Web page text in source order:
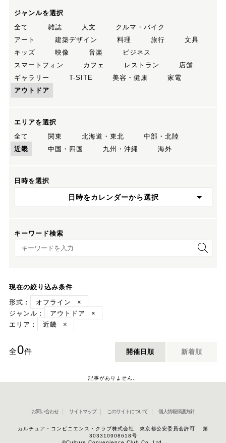
ジャンルを選択
全て
雑誌 人文
クルマ・バイク
アート
建築デザイン 料理 旅行
文具
キッズ
映像 音楽
ビジネス
スマートフォン
カフェ レストラン
店舗
ギャラリー
T-SITE 美容・健康
家電
アウトドア
エリアを選択
全て
関東 北海道・東北
中部・北陸
近畿
中国・四国 九州・沖縄 海外
日時を選択
日時をカレンダーから選択
キーワード検索
キーワード検索
現在の絞り込み条件
形式：
オフライン
×
ジャンル：
アウトドア
×
エリア：
近畿 ×
全0件 開催日順 新着順
記事がありません。
お問い合わせ サイトマップ このサイトについて 個人情報保護方針
カルチュア・コンビニエンス・クラブ株式会社 東京都公安委員会許可 第
303310908618号